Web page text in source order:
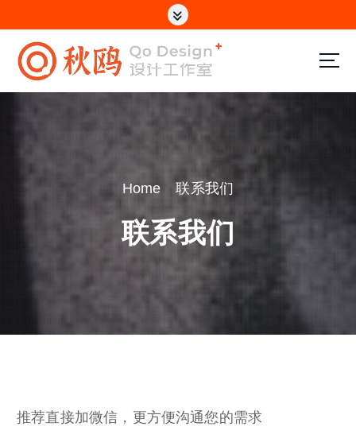
p
电商设计/网站制作/UI设计
Home 联系我们
联系我们
推荐直接加微信，更方便沟通您的需求